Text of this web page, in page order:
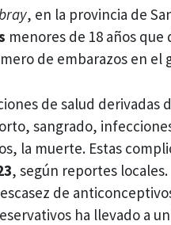
, en la provincia de
menores de 18 años
de embarazos en el
de salud
sangrado,
la muerte. Estas
, según reportes
de
ha llevado a